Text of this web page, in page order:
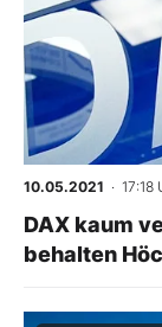
10.05.2021 · 17:18
DAX kaum
behalten